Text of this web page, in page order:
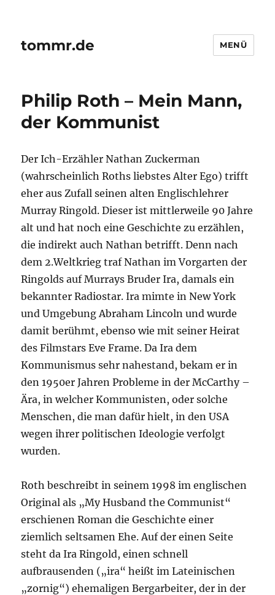
tommr.de MENÜ
Philip Roth – Mein Mann,
der Kommunist
Der Ich-Erzähler Nathan Zuckerman
(wahrscheinlich Roths liebstes Alter Ego) trifft
eher aus Zufall seinen alten Englischlehrer
Murray Ringold. Dieser ist mittlerweile 90 Jahre
alt und hat noch eine Geschichte zu erzählen,
die indirekt auch Nathan betrifft. Denn nach
dem 2.Weltkrieg traf Nathan im Vorgarten der
Ringolds auf Murrays Bruder Ira, damals ein
bekannter Radiostar. Ira mimte in New York
und Umgebung Abraham Lincoln und wurde
damit berühmt, ebenso wie mit seiner Heirat
des Filmstars Eve Frame. Da Ira dem
Kommunismus sehr nahestand, bekam er in
den 1950er Jahren Probleme in der McCarthy –
Ära, in welcher Kommunisten, oder solche
Menschen, die man dafür hielt, in den USA
wegen ihrer politischen Ideologie verfolgt
wurden.
Roth beschreibt in seinem 1998 im englischen
Original als „My Husband the Communist“
erschienen Roman die Geschichte einer
ziemlich seltsamen Ehe. Auf der einen Seite
steht da Ira Ringold, einen schnell
aufbrausenden („ira“ heißt im Lateinischen
„zornig“) ehemaligen Bergarbeiter, der in der